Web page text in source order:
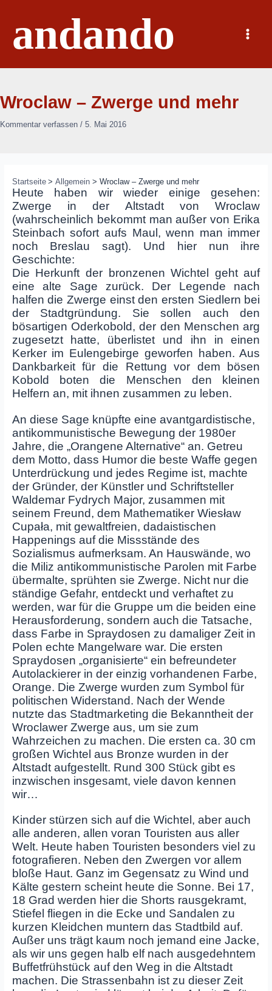
springenandando
Main
Menu
Wroclaw – Zwerge und mehr
Kommentar verfassen / 5. Mai 2016
Startseite Allgemein Wroclaw – Zwerge und mehr
Heute haben wir wieder einige gesehen:
Zwerge in der Altstadt von Wroclaw
(wahrscheinlich bekommt man außer von Erika
Steinbach sofort aufs Maul, wenn man immer
noch Breslau sagt). Und hier nun ihre
Geschichte:
Die Herkunft der bronzenen Wichtel geht auf
eine alte Sage zurück. Der Legende nach
halfen die Zwerge einst den ersten Siedlern bei
der Stadtgründung. Sie sollen auch den
bösartigen Oderkobold, der den Menschen arg
zugesetzt hatte, überlistet und ihn in einen
Kerker im Eulengebirge geworfen haben. Aus
Dankbarkeit für die Rettung vor dem bösen
Kobold boten die Menschen den kleinen
Helfern an, mit ihnen zusammen zu leben.
An diese Sage knüpfte eine avantgardistische,
antikommunistische Bewegung der 1980er
Jahre, die „Orangene Alternative“ an. Getreu
dem Motto, dass Humor die beste Waffe gegen
Unterdrückung und jedes Regime ist, machte
der Gründer, der Künstler und Schriftsteller
Waldemar Fydrych Major, zusammen mit
seinem Freund, dem Mathematiker Wiesław
Cupała, mit gewaltfreien, dadaistischen
Happenings auf die Missstände des
Sozialismus aufmerksam. An Hauswände, wo
die Miliz antikommunistische Parolen mit Farbe
übermalte, sprühten sie Zwerge. Nicht nur die
ständige Gefahr, entdeckt und verhaftet zu
werden, war für die Gruppe um die beiden eine
Herausforderung, sondern auch die Tatsache,
dass Farbe in Spraydosen zu damaliger Zeit in
Polen echte Mangelware war. Die ersten
Spraydosen „organisierte“ ein befreundeter
Autolackierer in der einzig vorhandenen Farbe,
Orange. Die Zwerge wurden zum Symbol für
politischen Widerstand. Nach der Wende
nutzte das Stadtmarketing die Bekanntheit der
Wroclawer Zwerge aus, um sie zum
Wahrzeichen zu machen. Die ersten ca. 30 cm
großen Wichtel aus Bronze wurden in der
Altstadt aufgestellt. Rund 300 Stück gibt es
inzwischen insgesamt, viele davon kennen
wir…
Kinder stürzen sich auf die Wichtel, aber auch
alle anderen, allen voran Touristen aus aller
Welt. Heute haben Touristen besonders viel zu
fotografieren. Neben den Zwergen vor allem
bloße Haut. Ganz im Gegensatz zu Wind und
Kälte gestern scheint heute die Sonne. Bei 17,
18 Grad werden hier die Shorts rausgekramt,
Stiefel fliegen in die Ecke und Sandalen zu
kurzen Kleidchen muntern das Stadtbild auf.
Außer uns trägt kaum noch jemand eine Jacke,
als wir uns gegen halb elf nach ausgedehntem
Buffetfrühstück auf den Weg in die Altstadt
machen. Die Strassenbahn ist zu dieser Zeit